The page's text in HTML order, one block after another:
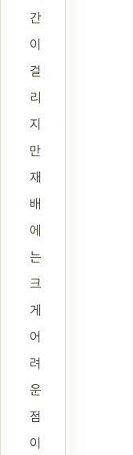
간
이
걸
리
지
만
재
배
에
는
크
게
어
려
운
점
이